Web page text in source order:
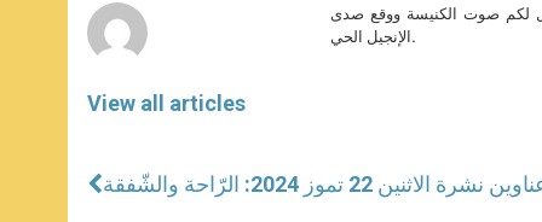
View all articles
لكم صوت الكنيسة ووقع صدى
الإنجيل الحي.
نشرة الاثنين 22 تموز 2024: الرّاحة والشّفقة